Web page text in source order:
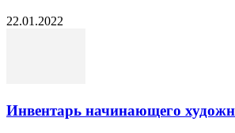
22.01.2022
Инвентарь начинающего